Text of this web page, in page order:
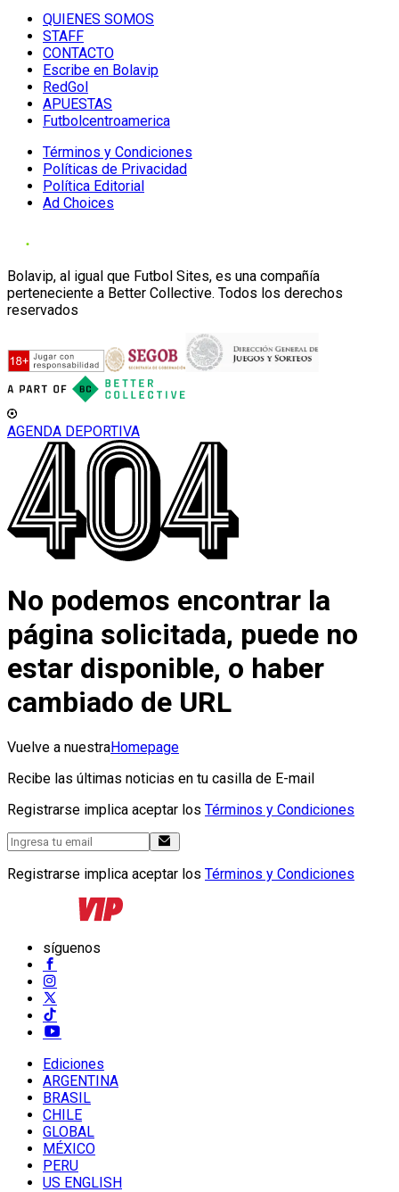
QUIENES SOMOS
STAFF
CONTACTO
Escribe en Bolavip
RedGol
APUESTAS
Futbolcentroamerica
Términos y Condiciones
Políticas de Privacidad
Política Editorial
Ad Choices
Bolavip, al igual que Futbol Sites, es una compañía
perteneciente a Better Collective. Todos los derechos
reservados
AGENDA DEPORTIVA
No podemos encontrar la
página solicitada, puede no
estar disponible, o haber
cambiado de URL
Vuelve a nuestraHomepage
Recibe las últimas noticias en tu casilla de E-mail
Registrarse implica aceptar los Términos y Condiciones
Registrarse implica aceptar los Términos y Condiciones
síguenos
Ediciones
ARGENTINA
BRASIL
CHILE
GLOBAL
MÉXICO
PERU
US ENGLISH